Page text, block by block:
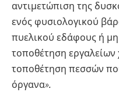
αντιμετώπιση της
ενός φυσιολογικού
πυελικού εδάφους ή μη
τοποθέτηση εργαλείων
τοποθέτηση πεσσών
όργανα».